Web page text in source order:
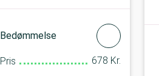
Bedømmelse
Pris 678 Kr.